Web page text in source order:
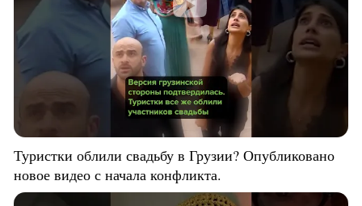
Туристки облили свадьбу в Грузии? Опубликовано
новое видео с начала конфликта.